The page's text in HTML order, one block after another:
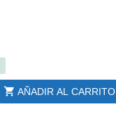
shopping_cart AÑADIR AL CARRITO